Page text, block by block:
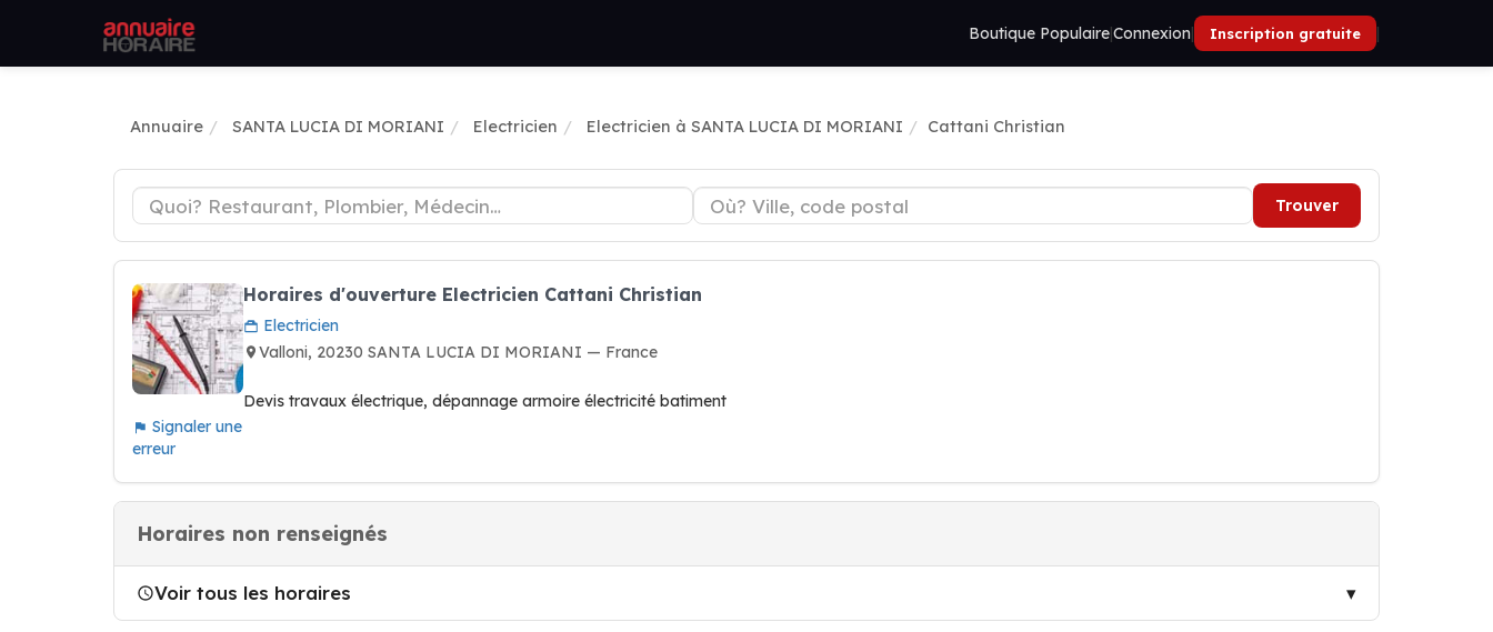
Boutique Populaire|Connexion| Inscription gratuite |
Annuaire SANTA LUCIA DI MORIANI Electricien Electricien à SANTA LUCIA DI MORIANI Cattani Christian
Trouver
Signaler une
erreur
Horaires d'ouverture Electricien Cattani Christian
Electricien
Valloni, 20230 SANTA LUCIA DI MORIANI — France
Devis travaux électrique, dépannage armoire électricité batiment
Horaires non renseignés
Voir tous les horaires